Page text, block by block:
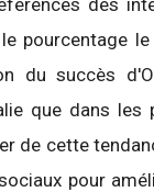
des
pourcentage
du succès
que dans les
de cette
pour